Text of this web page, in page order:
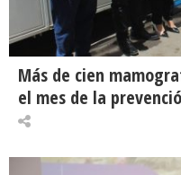
Más de cien
el mes de la